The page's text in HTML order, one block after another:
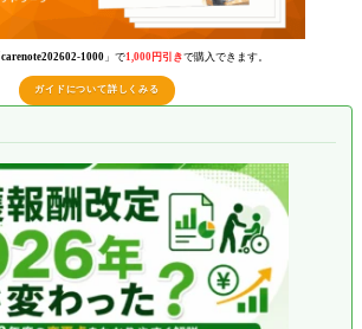
carenote202602-1000 」で1,000円引きで購入できます。
ガイドについて詳しくみる